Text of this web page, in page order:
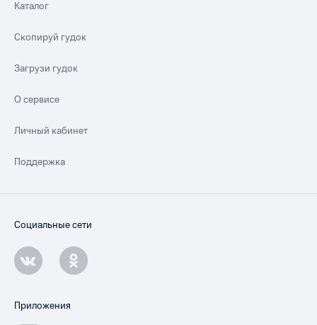
Каталог
Скопируй гудок
Загрузи гудок
О сервисе
Личный кабинет
Поддержка
Социальные сети
Приложения